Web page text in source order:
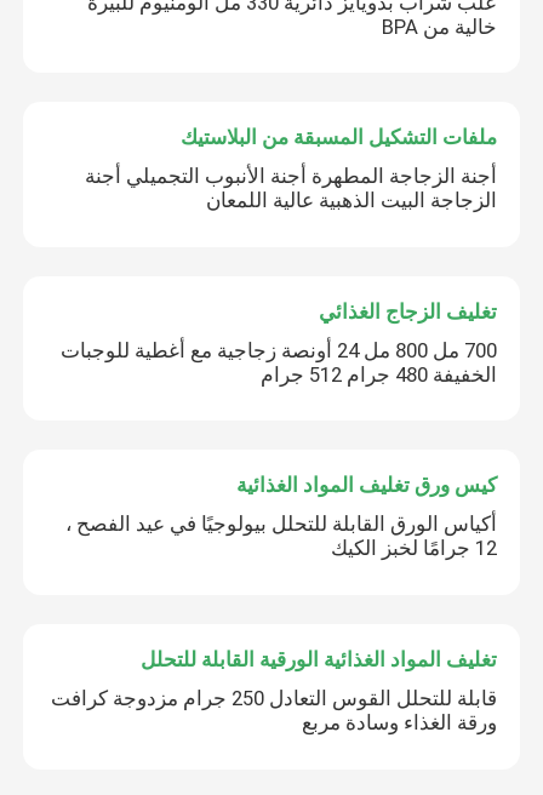
اترك رسالة
إرسال
خالية من BPA
ملفات التشكيل المسبقة من البلاستيك
أجنة الزجاجة المطهرة أجنة الأنبوب التجميلي أجنة
الزجاجة البيت الذهبية عالية اللمعان
تغليف الزجاج الغذائي
700 مل 800 مل 24 أونصة زجاجية مع أغطية للوجبات
الخفيفة 480 جرام 512 جرام
كيس ورق تغليف المواد الغذائية
أكياس الورق القابلة للتحلل بيولوجيًا في عيد الفصح ،
12 جرامًا لخبز الكيك
تغليف المواد الغذائية الورقية القابلة للتحلل
قابلة للتحلل القوس التعادل 250 جرام مزدوجة كرافت
ورقة الغذاء وسادة مربع